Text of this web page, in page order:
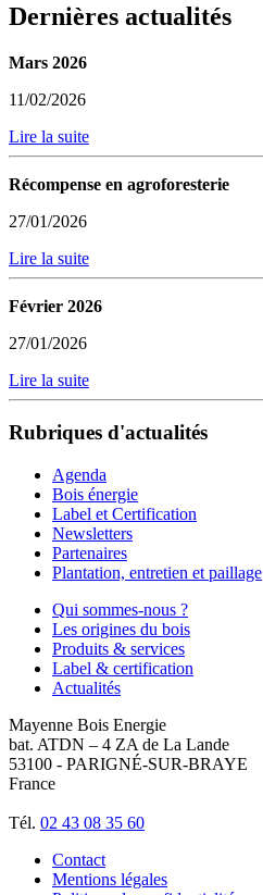
Dernières actualités
Mars 2026
11/02/2026
Lire la suite
Récompense en agroforesterie
27/01/2026
Lire la suite
Février 2026
27/01/2026
Lire la suite
Rubriques d'actualités
Agenda
Bois énergie
Label et Certification
Newsletters
Partenaires
Plantation, entretien et paillage
Qui sommes-nous ?
Les origines du bois
Produits & services
Label & certification
Actualités
Mayenne Bois Energie
bat. ATDN – 4 ZA de La Lande
53100 - PARIGNÉ-SUR-BRAYE
France
Tél. 02 43 08 35 60
Contact
Mentions légales